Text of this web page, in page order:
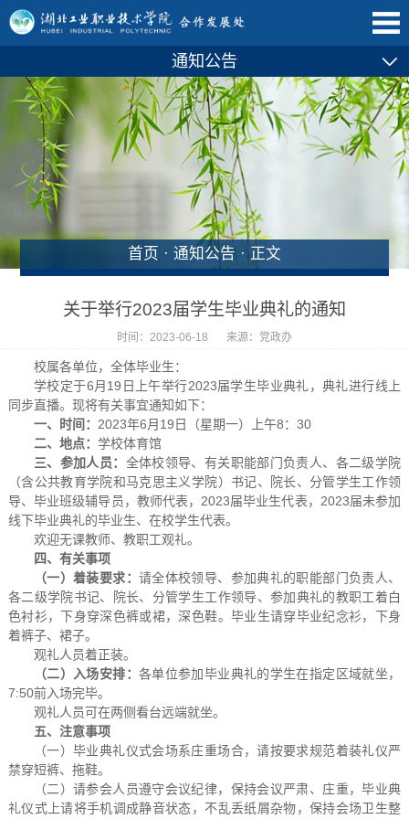
通知公告
首页 · 通知公告· 正文
关于举行2023届学生毕业典礼的通知
时间：2023-06-18 来源：党政办
校属各单位，全体毕业生：
学校定于6月19日上午举行2023届学生毕业典礼，典礼进行线上
同步直播。现将有关事宜通知如下：
一、时间： 2023年6月19日（星期一）上午8：30
二、地点： 学校体育馆
三、参加人员： 全体校领导、有关职能部门负责人、各二级学院
（含公共教育学院和马克思主义学院）书记、院长、分管学生工作领
导、毕业班级辅导员，教师代表，2023届毕业生代表，2023届未参加
线下毕业典礼的毕业生、在校学生代表。
欢迎无课教师、教职工观礼。
四、有关事项
（一）着装要求： 请全体校领导、参加典礼的职能部门负责人、
各二级学院书记、院长、分管学生工作领导、参加典礼的教职工着白
色衬衫，下身穿深色裤或裙，深色鞋。毕业生请穿毕业纪念衫，下身
着裤子、裙子。
观礼人员着正装。
（二）入场安排： 各单位参加毕业典礼的学生在指定区域就坐，
7:50前入场完毕。
观礼人员可在两侧看台远端就坐。
五、注意事项
（一）毕业典礼仪式会场系庄重场合，请按要求规范着装礼仪严
禁穿短裤、拖鞋。
（二）请参会人员遵守会议纪律，保持会议严肃、庄重，毕业典
礼仪式上请将手机调成静音状态，不乱丢纸屑杂物，保持会场卫生整